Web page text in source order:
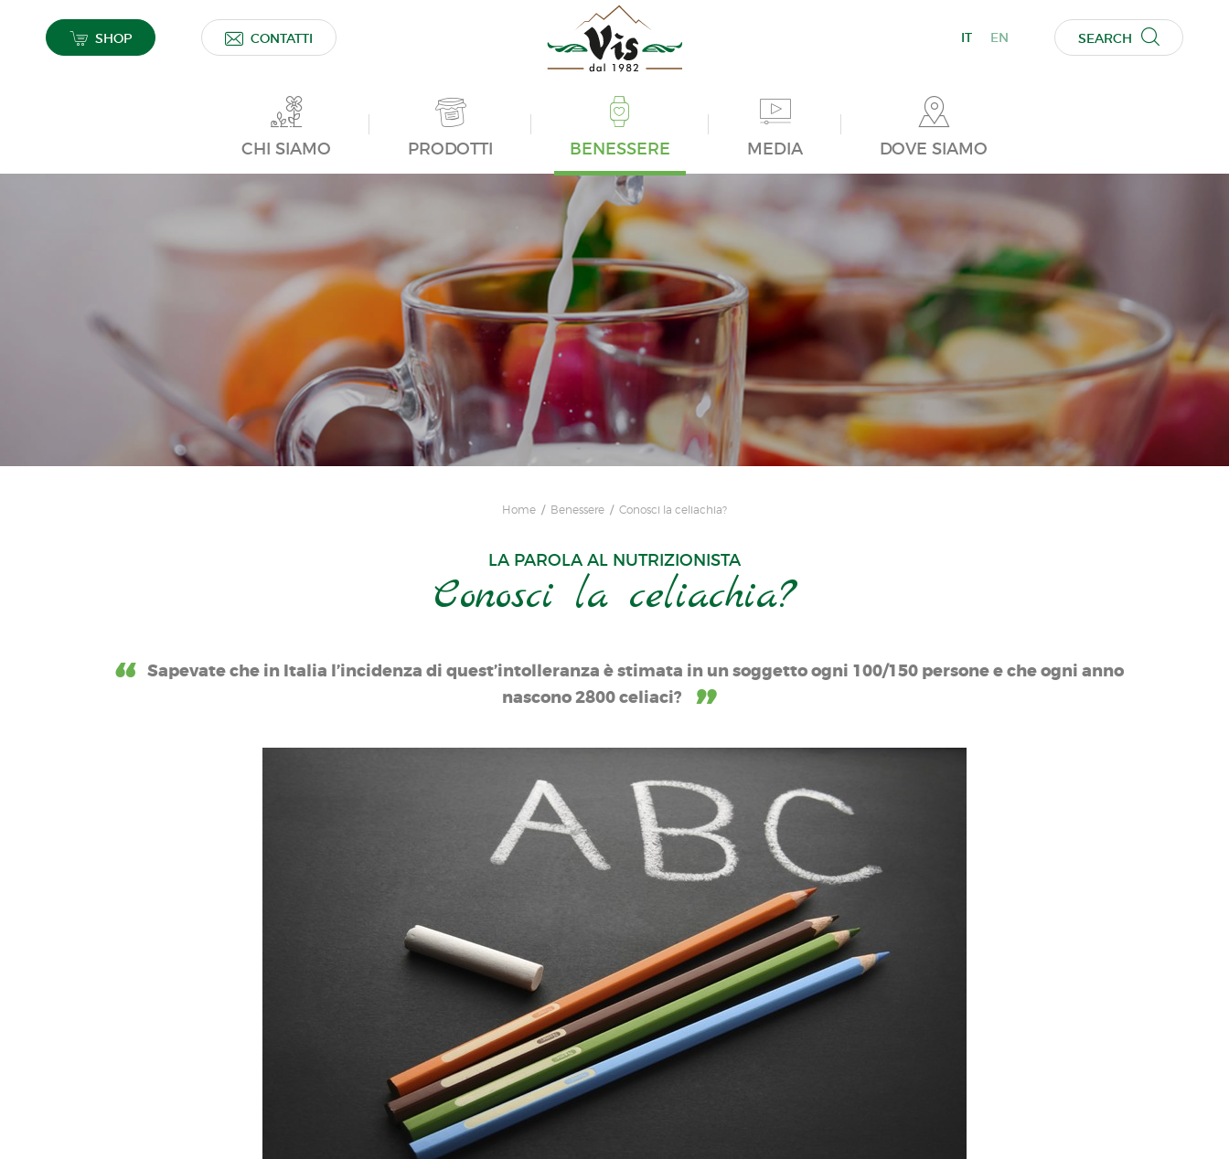
SHOP CONTATTI SEARCH
IT EN
CHI SIAMO PRODOTTI BENESSERE MEDIA DOVE SIAMO
Home Benessere Conosci la celiachia?
LA PAROLA AL NUTRIZIONISTA
Conosci la celiachia?
Sapevate che in Italia l’incidenza di quest’intolleranza è stimata in un soggetto ogni 100/150 persone e che ogni anno
nascono 2800 celiaci?